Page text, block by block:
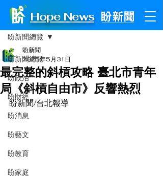
Hope News
文章
盼新聞總覽
盼政治
盼財經
盼消息
盼藝文
盼教育
盼家庭
盼新聞總覽
最完整的斜槓攻略 臺北市青年
局《斜槓自由市》反響熱烈
盼新聞
2025年5月31日
盼新聞/台北報導